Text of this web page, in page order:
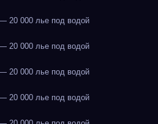
20 000 лье под водой
20 000 лье под водой
20 000 лье под водой
20 000 лье под водой